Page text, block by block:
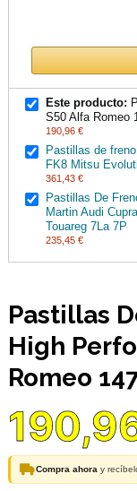
Este producto:
S50 Alfa Romeo
190,96 €
Pastillas de
FK8 Mitsu
361,43 €
Pastillas De
Martin Audi
Touareg 7La 7P
235,45 €
Pastillas
High
Romeo
Compra ahora y